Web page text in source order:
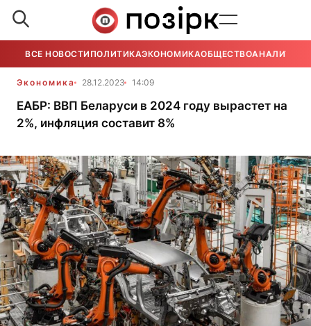
ВСЕ НОВОСТИ ПОЛИТИКАЭКОНОМИКАОБЩЕСТВОАНАЛИТИКА
Экономика 28.12.2023 14:09
ЕАБР: ВВП Беларуси в 2024 году вырастет на
2%, инфляция составит 8%